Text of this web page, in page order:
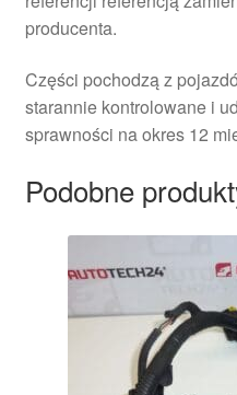
producenta.
Części pochodzą z
starannie kontrolowane i
sprawności na okres 12
Podobne